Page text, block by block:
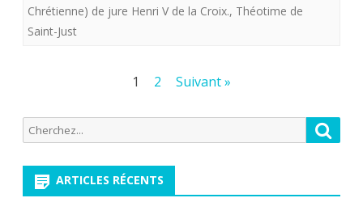
Chrétienne) de jure Henri V de la Croix., Théotime de
Saint-Just
publications
1 2 Suivant »
Recherche
pour:
ARTICLES RÉCENTS